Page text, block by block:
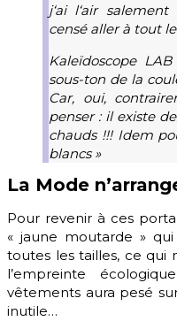
j‘ai l‘air
censé aller à tout
Kaleïdoscope
sous-ton de la
Car, oui,
penser : il existe
chauds !!! Idem
blancs»
La Mode
Pour revenir à ces
« jaune moutarde »
toutes les tailles, ce qui
l’empreinte
vêtements aura pesé
inutile…